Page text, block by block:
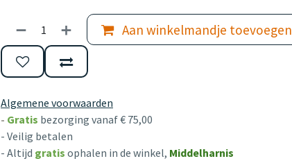
Aan winkelmandje toevoegen
Algemene voorwaarden
- Gratis bezorging vanaf € 75,00
- Veilig betalen
- Altijd gratis ophalen in de winkel, Middelharnis